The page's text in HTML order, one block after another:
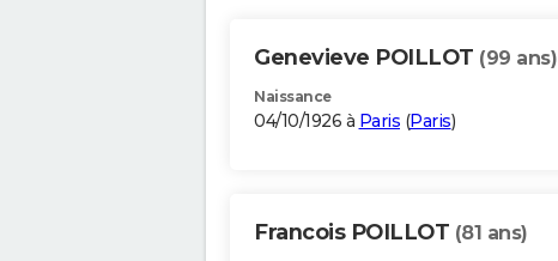
Genevieve POILLOT (99 ans)
Naissance
04/10/1926 à Paris (Paris)
Francois POILLOT (81 ans)